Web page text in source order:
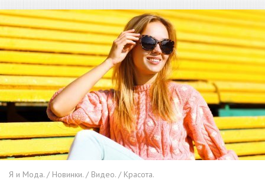
Я и Мода. / Новинки. / Видео. / Красота.